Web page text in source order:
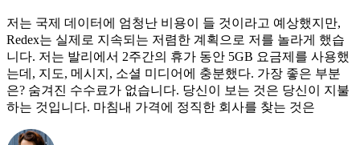
저는 국제 데이터에 엄청난 비용이 들 것이라고 예상했지만,
Redex는 실제로 지속되는 저렴한 계획으로 저를 놀라게 했습
니다. 저는 발리에서 2주간의 휴가 동안 5GB 요금제를 사용했
는데, 지도, 메시지, 소셜 미디어에 충분했다. 가장 좋은 부분
은? 숨겨진 수수료가 없습니다. 당신이 보는 것은 당신이 지불
하는 것입니다. 마침내 가격에 정직한 회사를 찾는 것은